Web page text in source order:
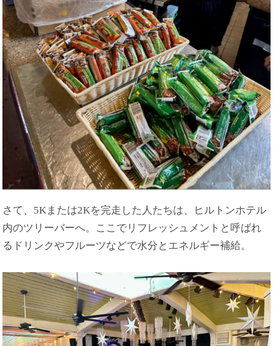
さて、5Kまたは2Kを完走した人たちは、ヒルトンホテル
内のツリーバーへ。ここでリフレッシュメントと呼ばれ
るドリンクやフルーツなどで水分とエネルギー補給。